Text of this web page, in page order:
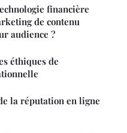
financière
de contenu
audience ?
éthiques de
la réputation en ligne